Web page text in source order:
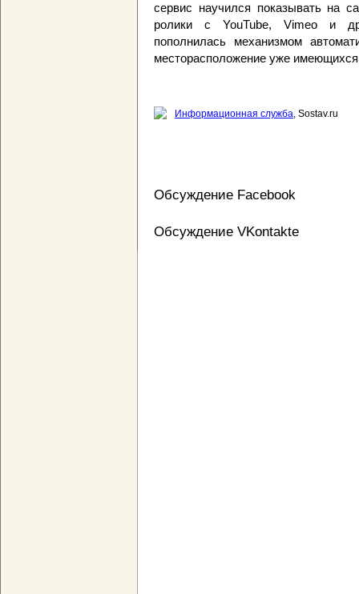
сервис научился показывать на
ролики с YouTube, Vimeo и
пополнилась механизмом
месторасположение уже
Информационная служба, Sostav.ru
Обсуждение Facebook
Обсуждение VKontakte